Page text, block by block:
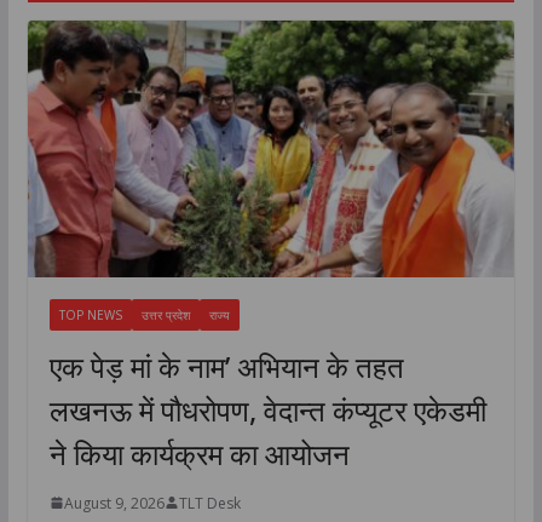
TOP NEWS उत्तर प्रदेश राज्य
एक पेड़ मां के नाम’ अभियान के तहत
लखनऊ में पौधरोपण, वेदान्त कंप्यूटर एकेडमी
ने किया कार्यक्रम का आयोजन
August 9, 2026 TLT Desk